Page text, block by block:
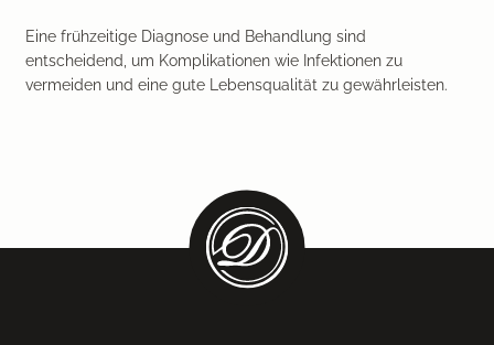
Eine frühzeitige Diagnose und Behandlung sind
entscheidend, um Komplikationen wie Infektionen zu
vermeiden und eine gute Lebensqualität zu gewährleisten.